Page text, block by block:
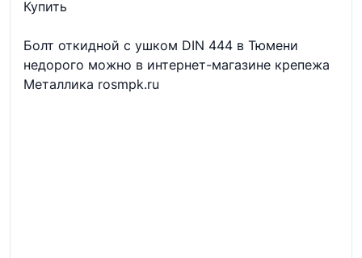
Купить
Болт откидной с ушком DIN 444 в Тюмени
недорого можно в интернет-магазине крепежа
Металлика rosmpk.ru